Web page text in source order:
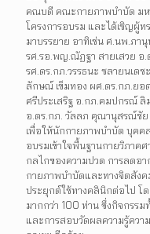
คณบดี คณะกายภาพบำบัด มห
โครงการอบรม และได้เชิญผู้
มาบรรยาย อาทิเช่น ศ.นพ.ภา
รศ.รอ.พญ.ณัฏฐา สายเสวย อ.
รศ.ดร.กภ.วรรธนะ ชลายนเด
ลักษณ์ เข็มทอง ผศ.ดร.กภ.ยอ
ศรีประเสริฐ อ.กภ.คมปกรณ์ ลิ
อ.ดร.กภ. วัลลภ คุณานุสรณ์ชัย
เพื่อให้นักกายภาพบำบัด บุคค
อบรมเข้าใจพื้นฐานกายวิภาค
กลไกของความปวด การลดอ
กายภาพบำบัดและทางจิตสัง
ประยุกต์ใช้ทางคลินิกต่อไป โ
มากกว่า 100 ท่าน ซึ่งกิจกรร
และการสอบวัดผลความรู้ควา